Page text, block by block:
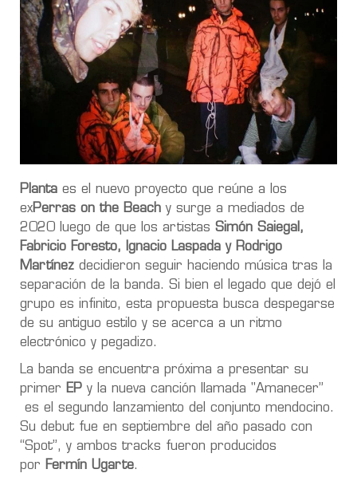
Planta es el nuevo proyecto que reúne a los
exPerras on the Beach y surge a mediados de
2020 luego de que los artistas Simón Saiegal,
Fabricio Foresto, Ignacio Laspada y Rodrigo
Martínez decidieron seguir haciendo música tras la
separación de la banda. Si bien el legado que dejó el
grupo es infinito, esta propuesta busca despegarse
de su antiguo estilo y se acerca a un ritmo
electrónico y pegadizo.
La banda se encuentra próxima a presentar su
primer EP y la nueva canción llamada "Amanecer”
es el segundo lanzamiento del conjunto mendocino.
Su debut fue en septiembre del año pasado con
“Spot”, y ambos tracks fueron producidos
por Fermín Ugarte.